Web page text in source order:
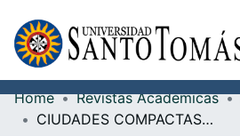
Communities & Collections
Home Revistas Académicas
CIUDADES COMPACTAS Y VERDES: DISCUSIONES SOBRE LA CALIDAD DE VIDA Y LA SOSTENIBILIDAD URBANA